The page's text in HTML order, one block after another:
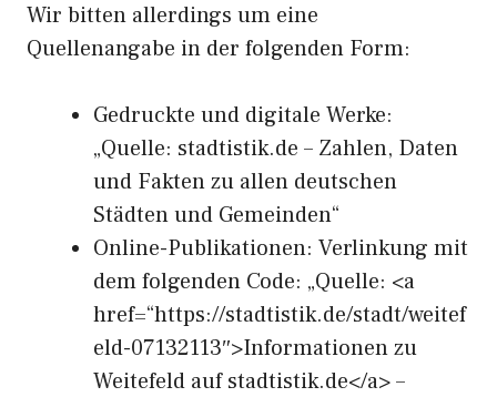
Wir bitten allerdings um eine
Quellenangabe in der folgenden Form:
Gedruckte und digitale Werke:
„Quelle: stadtistik.de – Zahlen, Daten
und Fakten zu allen deutschen
Städten und Gemeinden“
Online-Publikationen: Verlinkung mit
dem folgenden Code: „Quelle: <a
href=“https://stadtistik.de/stadt/weitef
eld-07132113″>Informationen zu
Weitefeld auf stadtistik.de</a> –